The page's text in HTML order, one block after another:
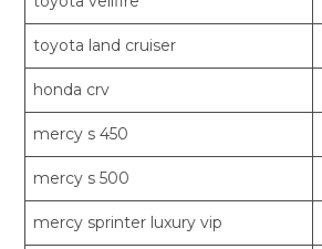
toyota land cruiser
honda crv
mercy s 450
mercy s 500
mercy sprinter luxury vip